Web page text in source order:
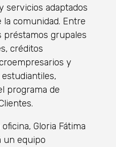
servicios adaptados
la comunidad. Entre
préstamos grupales
créditos
y
programa de
Gloria Fátima
un equipo